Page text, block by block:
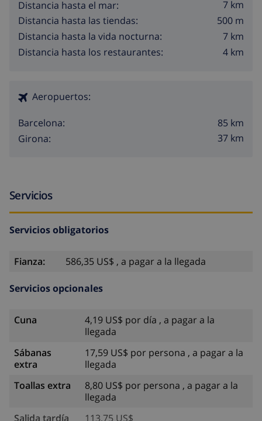
Distancia hasta el mar:
7 km
Distancia hasta las tiendas:
500 m
Distancia hasta la vida nocturna:
7 km
Distancia hasta los restaurantes:
4 km
Aeropuertos:
Barcelona:
85 km
Girona:
37 km
Servicios
Servicios obligatorios
Fianza: 586,35 US$ , a pagar a la llegada
Servicios opcionales
Cuna
4,19 US$ por día , a pagar a la
llegada
Sábanas
extra
17,59 US$ por persona , a pagar a la
llegada
Toallas extra
8,80 US$ por persona , a pagar a la
llegada
Salida tardía
113,75 US$